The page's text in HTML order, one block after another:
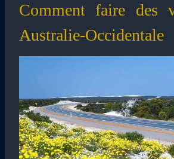
Comment faire des
Australie-Occidentale